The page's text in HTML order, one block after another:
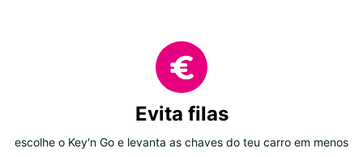
Evita filas
escolhe o Key'n Go e levanta as chaves do teu carro em menos